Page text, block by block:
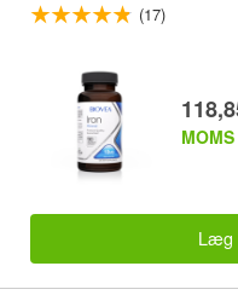
(17)
Læg